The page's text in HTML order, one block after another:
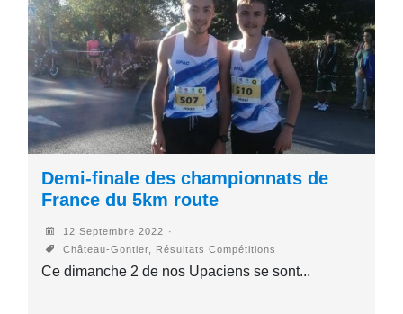
Demi-finale des championnats de
France du 5km route
12 Septembre 2022
Château-Gontier, Résultats Compétitions
Ce dimanche 2 de nos Upaciens se sont...